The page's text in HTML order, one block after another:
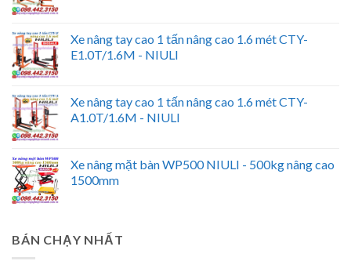
Xe nâng tay cao 1 tấn nâng cao 1.6 mét CTY-
E1.0T/1.6M - NIULI
Xe nâng tay cao 1 tấn nâng cao 1.6 mét CTY-
A1.0T/1.6M - NIULI
Xe nâng mặt bàn WP500 NIULI - 500kg nâng cao
1500mm
BÁN CHẠY NHẤT